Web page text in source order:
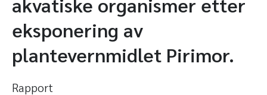
eksponering av
plantevernmidlet Pirimor.
Rapport